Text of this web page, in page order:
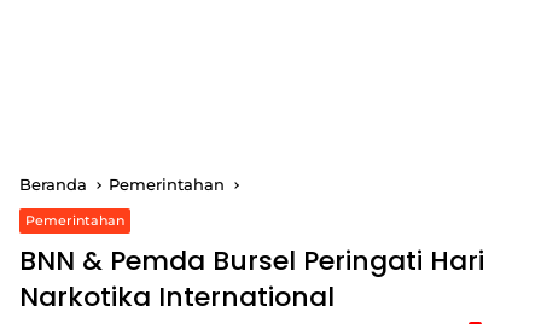
Beranda Pemerintahan
Pemerintahan
BNN & Pemda Bursel Peringati Hari
Narkotika International